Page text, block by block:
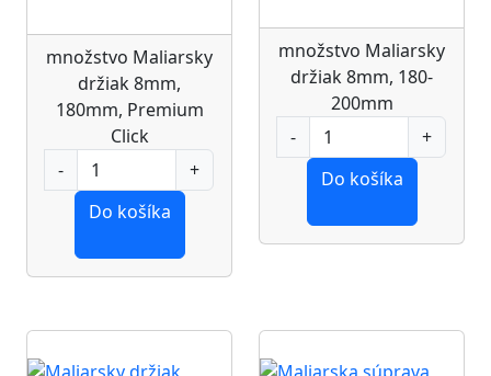
množstvo Maliarsky
držiak 8mm,
180mm, Premium
Click
Do košíka
množstvo Maliarsky
držiak 8mm, 180-
200mm
Do košíka